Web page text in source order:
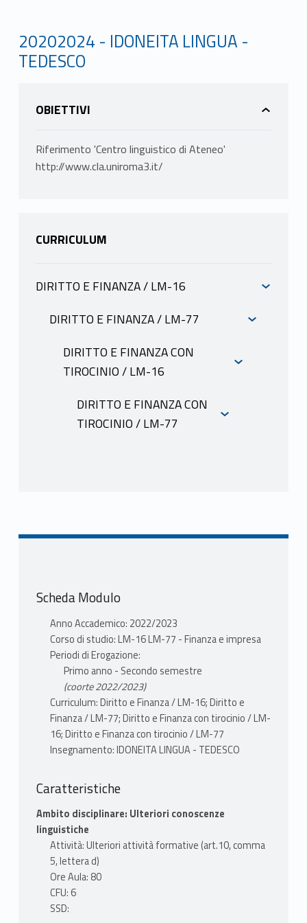
20202024 - IDONEITA LINGUA -
TEDESCO
OBIETTIVI
Riferimento 'Centro linguistico di Ateneo'
http://www.cla.uniroma3.it/
CURRICULUM
DIRITTO E FINANZA / LM-16
INFORMAZIONI
DIRITTO E FINANZA / LM-77
INFORMAZIONI
DIRITTO E FINANZA CON
TIROCINIO / LM-16
INFORMAZIONI
DIRITTO E FINANZA CON
TIROCINIO / LM-77
Scheda Modulo
Anno Accademico: 2022/2023
Corso di studio: LM-16 LM-77 - Finanza e impresa
Periodi di Erogazione:
Primo anno - Secondo semestre
(coorte 2022/2023)
Curriculum: Diritto e Finanza / LM-16; Diritto e
Finanza / LM-77; Diritto e Finanza con tirocinio / LM-
16; Diritto e Finanza con tirocinio / LM-77
Insegnamento: IDONEITA LINGUA - TEDESCO
Caratteristiche
Ambito disciplinare: Ulteriori conoscenze
linguistiche
Attività: Ulteriori attività formative (art.10, comma
5, lettera d)
Ore Aula: 80
CFU: 6
SSD: